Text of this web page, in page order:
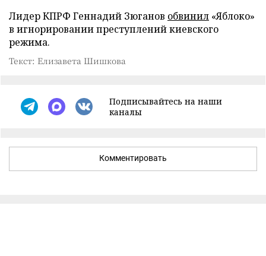
Лидер КПРФ Геннадий Зюганов обвинил «Яблоко»
в игнорировании преступлений киевского
режима.
Текст: Елизавета Шишкова
Подписывайтесь на наши
каналы
Комментировать